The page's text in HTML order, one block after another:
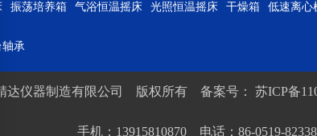
振荡培养箱 气浴恒温摇床 光照恒温摇床 干燥箱 低速离心
轴承
达仪器制造有限公司 版权所有 备案号： 苏ICP备
手机：13915810870 电话：86-0519-